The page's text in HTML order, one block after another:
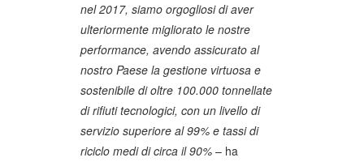
nel 2017, siamo orgogliosi di aver
ulteriormente migliorato le nostre
performance, avendo assicurato al
nostro Paese la gestione virtuosa e
sostenibile di oltre 100.000 tonnellate
di rifiuti tecnologici, con un livello di
servizio superiore al 99% e tassi di
riciclo medi di circa il 90% – ha